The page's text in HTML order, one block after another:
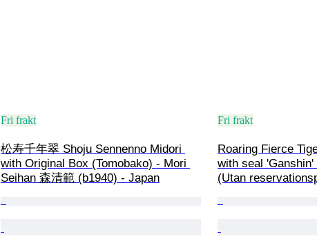
Fri frakt
松寿千年翠 Shoju Sennenno Midori
with Original Box (Tomobako) - Mori
Seihan 森清範 (b1940) - Japan
Fri frakt
Roaring Fierce
with seal
(Utan